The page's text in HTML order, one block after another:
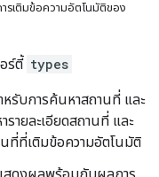
รเติมข้อความอัตโนมัติของ
ร์ตี้ types
รับการค้นหาสถานที่ และ
ายละเอียดสถานที่ และ
ที่ที่เติมข้อความอัตโนมัติ